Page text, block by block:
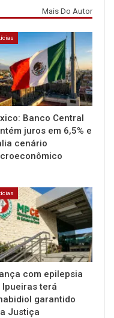
Mais Do Autor
Banco Central
juros em 6,5% e
cenário
com epilepsia
Ipueiras terá
garantido
Justiça